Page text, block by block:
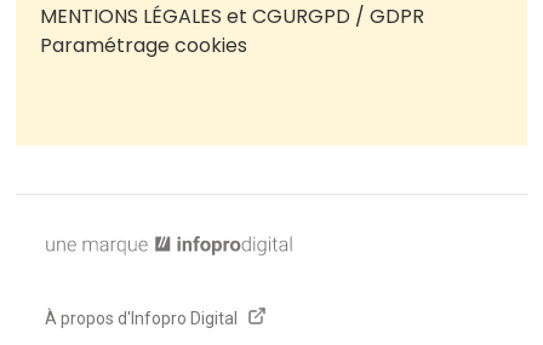
MENTIONS LÉGALES et CGURGPD / GDPR
Paramétrage cookies